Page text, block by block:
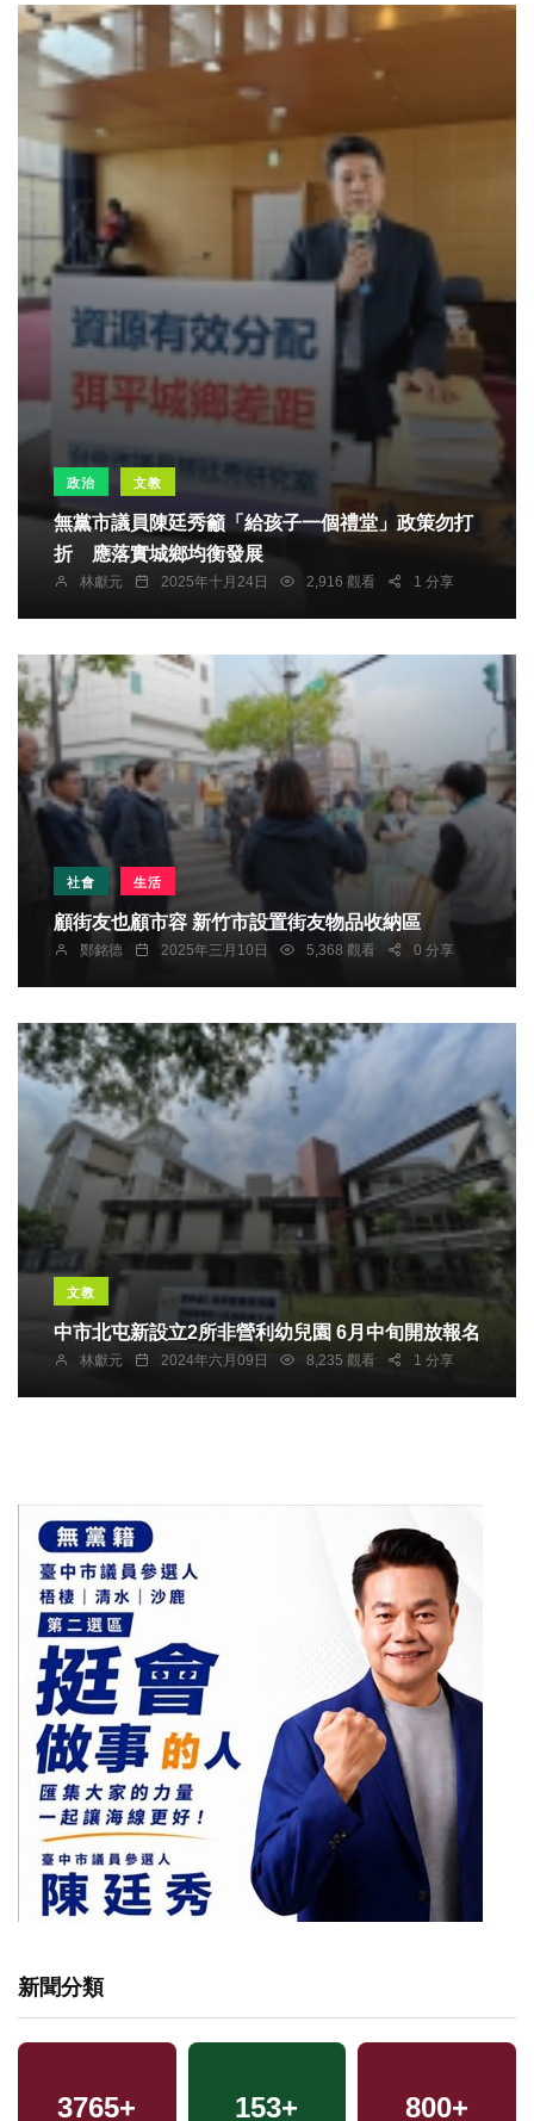
政治 文教
無黨市議員陳廷秀籲「給孩子一個禮堂」政策勿打
折 應落實城鄉均衡發展
林獻元 2025年十月24日 2,916 觀看 1 分享
社會 生活
顧街友也顧市容 新竹市設置街友物品收納區
鄭銘德 2025年三月10日 5,368 觀看 0 分享
文教
中市北屯新設立2所非營利幼兒園 6月中旬開放報名
林獻元 2024年六月09日 8,235 觀看 1 分享
新聞分類
3765+ 153+ 800+